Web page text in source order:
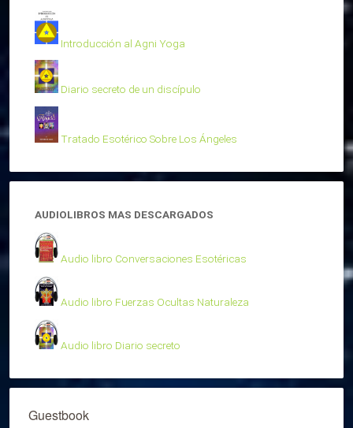
Introducción al Agni Yoga
Diario secreto de un discípulo
Tratado Esotérico Sobre Los Ángeles
AUDIOLIBROS MAS DESCARGADOS
Audio libro Conversaciones Esotéricas
Audio libro Fuerzas Ocultas Naturaleza
Audio libro Diario secreto
Guestbook